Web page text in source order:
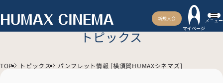
新規入会
マイページ
メニュー
トピックス
TOP トピックス パンフレット情報 [横須賀HUMAXシネマズ]